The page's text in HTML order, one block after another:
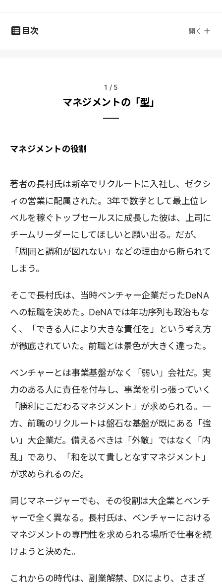
目次 開く
1 / 5
マネジメントの「型」
マネジメントの役割
著者の長村氏は新卒でリクルートに入社し、ゼクシ
ィの営業に配属された。3年で数字として最上位レ
ベルを稼ぐトップセールスに成長した彼は、上司に
チームリーダーにしてほしいと願い出る。だが、
「周囲と調和が図れない」などの理由から断られて
しまう。
そこで長村氏は、当時ベンチャー企業だったDeNA
への転職を決めた。DeNAでは年功序列も政治もな
く、「できる人により大きな責任を」という考え方
が徹底されていた。前職とは景色が大きく違った。
ベンチャーとは事業基盤がなく「弱い」会社だ。実
力のある人に責任を付与し、事業を引っ張っていく
「勝利にこだわるマネジメント」が求められる。一
方、前職のリクルートは盤石な基盤が既にある「強
い」大企業だ。備えるべきは「外敵」ではなく「内
乱」であり、「和を以て貴しとなすマネジメント」
が求められるのだ。
同じマネージャーでも、その役割は大企業とベンチ
ャーで全く異なる。長村氏は、ベンチャーにおける
マネジメントの専門性を求められる場所で仕事を続
けようと決めた。
これからの時代は、副業解禁、DXにより、さまざ